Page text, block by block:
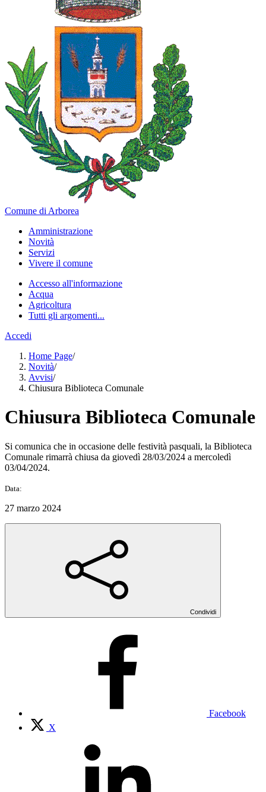
Comune di Arborea
Amministrazione
Novità
Servizi
Vivere il comune
Accesso all'informazione
Acqua
Agricoltura
Tutti gli argomenti...
Accedi
Home Page/
Novità/
Avvisi/
Chiusura Biblioteca Comunale
Chiusura Biblioteca Comunale
Si comunica che in occasione delle festività pasquali, la Biblioteca
Comunale rimarrà chiusa da giovedì 28/03/2024 a mercoledì
03/04/2024.
Data:
27 marzo 2024
Condividi
Facebook
X